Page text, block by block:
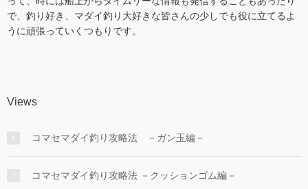
で、釣り好き、マダイ釣り大好きな皆さんの少しでも役に立てるよ
うに頑張っていくつもりです。
Views
コマセマダイ釣り攻略法 －ガン玉編－
コマセマダイ釣り攻略法 －クッションゴム編－